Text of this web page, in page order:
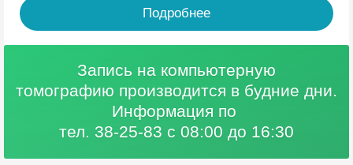
Подробнее
Запись на компьютерную
томографию производится в будние дни.
Информация по
тел. 38-25-83 с 08:00 до 16:30